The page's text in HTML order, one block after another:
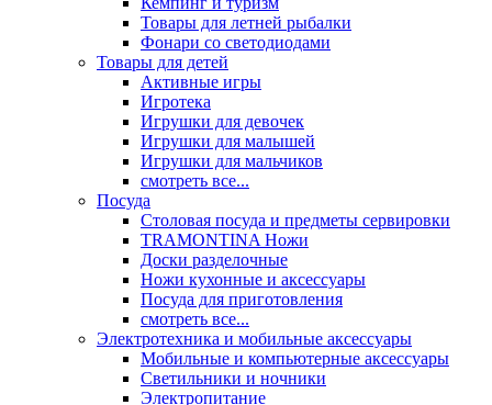
Товары для летней рыбалки
Фонари со светодиодами
Товары для детей
Активные игры
Игротека
Игрушки для девочек
Игрушки для малышей
Игрушки для мальчиков
смотреть все...
Посуда
Столовая посуда и предметы сервировки
TRAMONTINA Ножи
Доски разделочные
Ножи кухонные и аксессуары
Посуда для приготовления
смотреть все...
Электротехника и мобильные аксессуары
Мобильные и компьютерные аксессуары
Светильники и ночники
Электропитание